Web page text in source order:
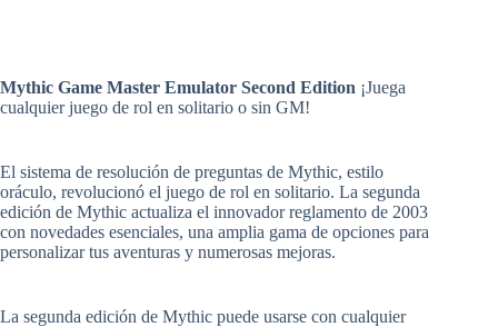
Mythic Game Master Emulator Second Edition ¡Juega
cualquier juego de rol en solitario o sin GM!
El sistema de resolución de preguntas de Mythic, estilo
oráculo, revolucionó el juego de rol en solitario. La segunda
edición de Mythic actualiza el innovador reglamento de 2003
con novedades esenciales, una amplia gama de opciones para
personalizar tus aventuras y numerosas mejoras.
La segunda edición de Mythic puede usarse con cualquier